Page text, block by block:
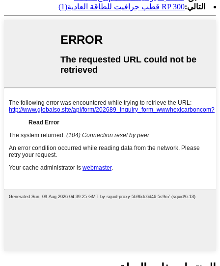
التالي:RP 300 قطب جرافيت للطاقة العادية(1)